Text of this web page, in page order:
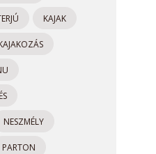
KAJAK
NESZMÉLY
PARTON